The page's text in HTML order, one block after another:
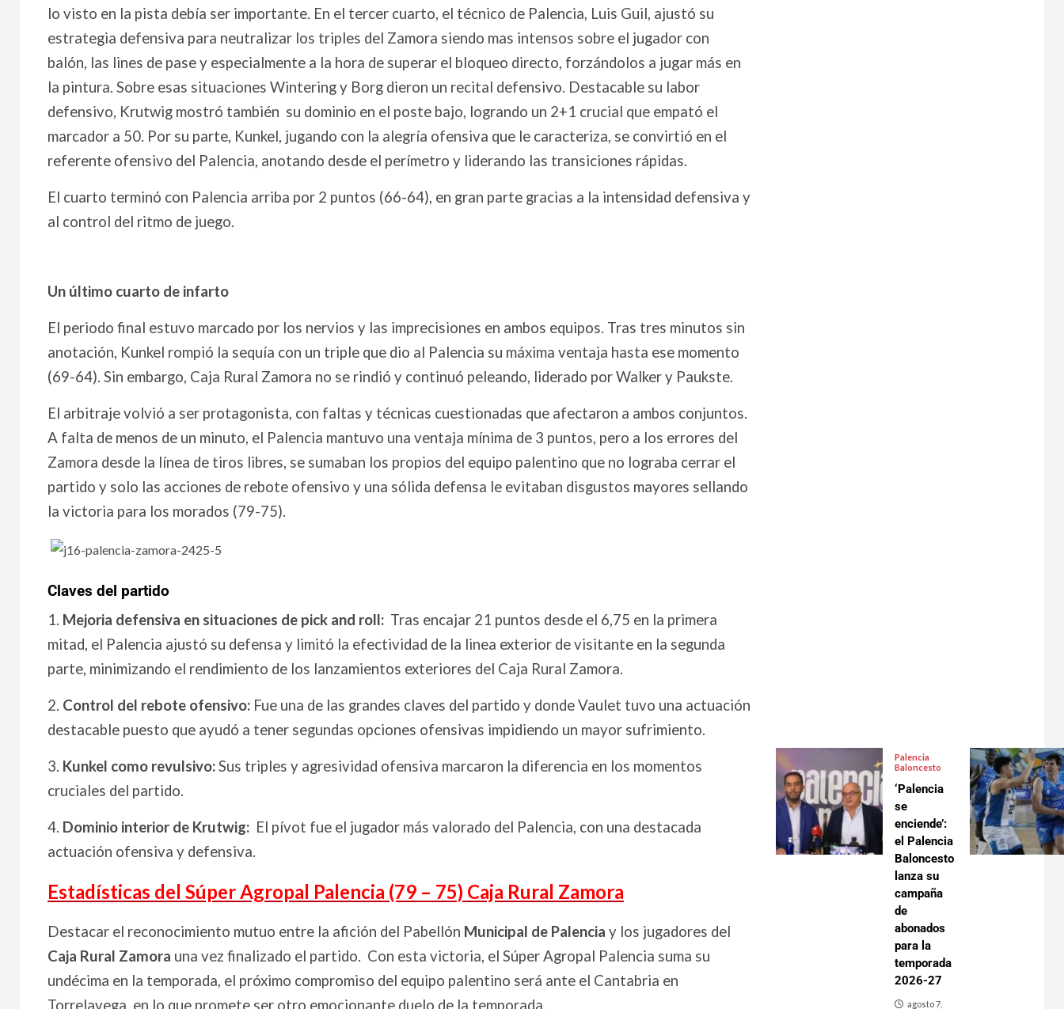
lo visto en la pista debía ser importante. En el tercer cuarto, el técnico de Palencia, Luis Guil, ajustó su
estrategia defensiva para neutralizar los triples del Zamora siendo mas intensos sobre el jugador con
balón, las lines de pase y especialmente a la hora de superar el bloqueo directo, forzándolos a jugar más en
la pintura. Sobre esas situaciones Wintering y Borg dieron un recital defensivo. Destacable su labor
defensivo, Krutwig mostró también su dominio en el poste bajo, logrando un 2+1 crucial que empató el
marcador a 50. Por su parte, Kunkel, jugando con la alegría ofensiva que le caracteriza, se convirtió en el
referente ofensivo del Palencia, anotando desde el perímetro y liderando las transiciones rápidas.
El cuarto terminó con Palencia arriba por 2 puntos (66-64), en gran parte gracias a la intensidad defensiva y
al control del ritmo de juego.
Un último cuarto de infarto
El periodo final estuvo marcado por los nervios y las imprecisiones en ambos equipos. Tras tres minutos sin
anotación, Kunkel rompió la sequía con un triple que dio al Palencia su máxima ventaja hasta ese momento
(69-64). Sin embargo, Caja Rural Zamora no se rindió y continuó peleando, liderado por Walker y Paukste.
El arbitraje volvió a ser protagonista, con faltas y técnicas cuestionadas que afectaron a ambos conjuntos.
A falta de menos de un minuto, el Palencia mantuvo una ventaja mínima de 3 puntos, pero a los errores del
Zamora desde la línea de tiros libres, se sumaban los propios del equipo palentino que no lograba cerrar el
partido y solo las acciones de rebote ofensivo y una sólida defensa le evitaban disgustos mayores sellando
la victoria para los morados (79-75).
Claves del partido
1. Mejoria defensiva en situaciones de pick and roll: Tras encajar 21 puntos desde el 6,75 en la primera
mitad, el Palencia ajustó su defensa y limitó la efectividad de la linea exterior de visitante en la segunda
parte, minimizando el rendimiento de los lanzamientos exteriores del Caja Rural Zamora.
2. Control del rebote ofensivo: Fue una de las grandes claves del partido y donde Vaulet tuvo una actuación
destacable puesto que ayudó a tener segundas opciones ofensivas impidiendo un mayor sufrimiento.
3. Kunkel como revulsivo:Sus triples y agresividad ofensiva marcaron la diferencia en los momentos
cruciales del partido.
4. Dominio interior de Krutwig: El pívot fue el jugador más valorado del Palencia, con una destacada
actuación ofensiva y defensiva.
Estadísticas del Súper Agropal Palencia (79 – 75) Caja Rural Zamora
Destacar el reconocimiento mutuo entre la afición del Pabellón Municipal de Palencia y los jugadores del
Caja Rural Zamora una vez finalizado el partido. Con esta victoria, el Súper Agropal Palencia suma su
undécima en la temporada, el próximo compromiso del equipo palentino será ante el Cantabria en
Torrelavega, en lo que promete ser otro emocionante duelo de la temporada.
Palencia
Baloncesto
‘Palencia
se
enciende’:
el Palencia
Baloncesto
lanza su
campaña
de
abonados
para la
temporada
2026-27
agosto 7,